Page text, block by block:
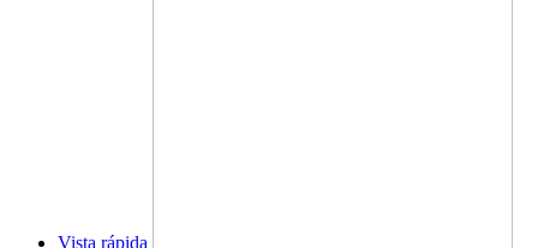
Vista rápida